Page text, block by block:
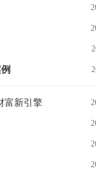
富新引擎